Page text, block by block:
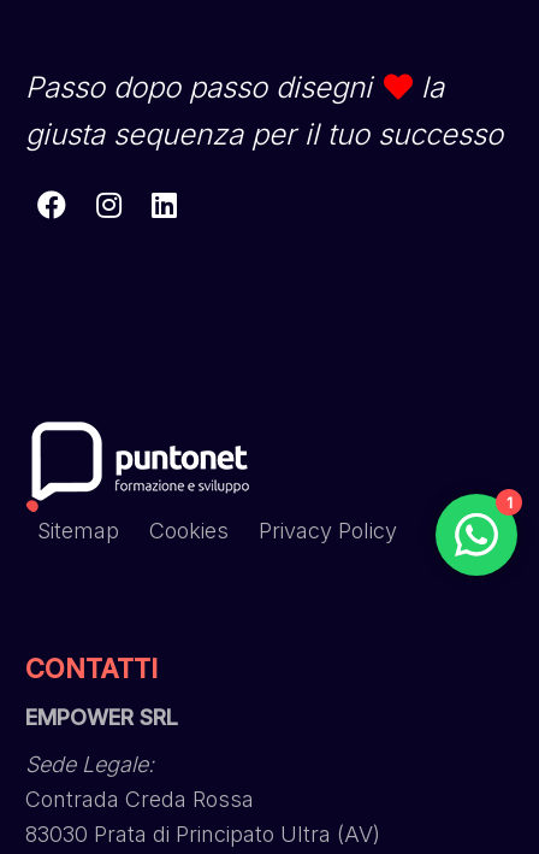
Passo dopo passo disegni
la
giusta sequenza per il tuo successo
Sitemap Cookies Privacy Policy
CONTATTI
EMPOWER SRL
Sede Legale:
Contrada Creda Rossa
83030 Prata di Principato Ultra (AV)
1